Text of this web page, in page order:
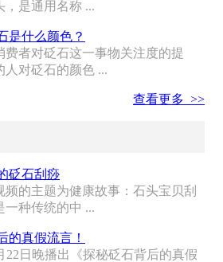
，是通用名称 ...
是什么颜色？
费者对砭石这一事物关注度的提
人对砭石的颜色 ...
查看更多 >>
砭石刮痧
频的主题为健康故事：石头宝贝刮
一种传统的中 ...
的真假流言！
22日晚播出《探秘砭石背后的真假